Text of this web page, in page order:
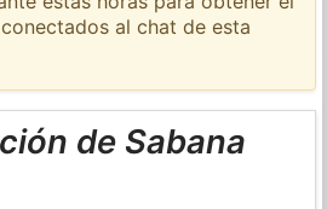
al chat de esta
de Sabana